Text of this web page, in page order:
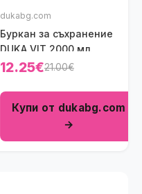
dukabg.com
Буркан за съхранение
DUKA VIT 2000 мл.
12.25€21.00€
Купи от dukabg.com
→